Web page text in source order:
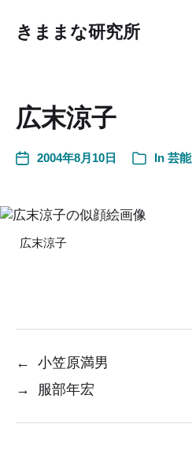
きままな研究所
広末涼子
2004年8月10日 In 芸
広末涼子
←
小笠原満男
→
服部年宏